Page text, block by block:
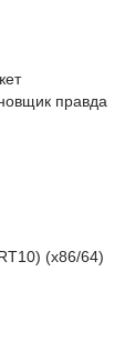
правда
(x86/64)